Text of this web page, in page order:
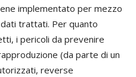
implementato per mezzo
trattati. Per quanto
i pericoli da prevenire
(da parte di un
reverse